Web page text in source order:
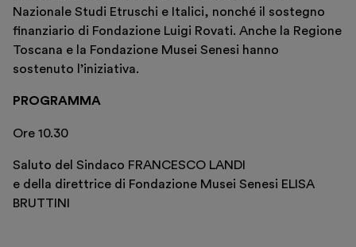
ItalianoEnglish
Nazionale Studi Etruschi e Italici, nonché il sostegno
finanziario di Fondazione Luigi Rovati. Anche la Regione
Toscana e la Fondazione Musei Senesi hanno
sostenuto l’iniziativa.
PROGRAMMA
Ore 10.30
Saluto del Sindaco FRANCESCO LANDI
e della direttrice di Fondazione Musei Senesi ELISA
BRUTTINI